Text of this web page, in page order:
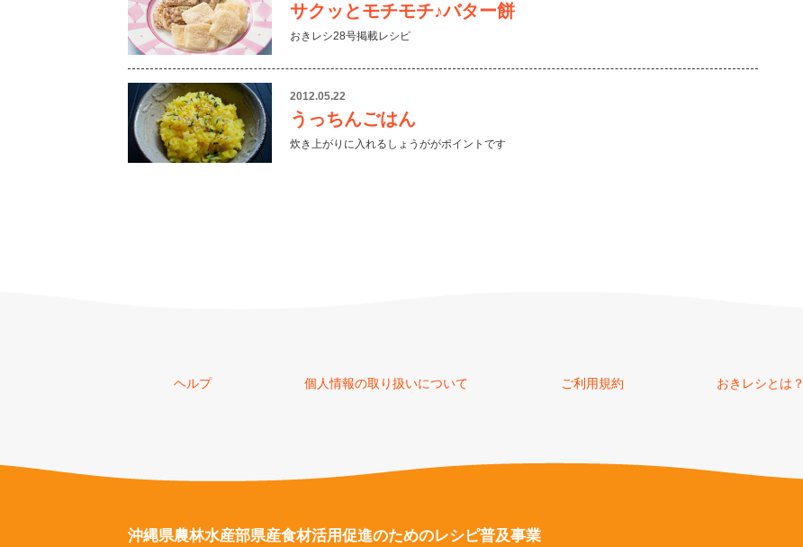
サクッとモチモチ♪バター餅
おきレシ28号掲載レシピ
2012.05.22
うっちんごはん
炊き上がりに入れるしょうががポイントです
ヘルプ 個人情報の取り扱いについて ご利用規約 おきレシとは？
沖縄県農林水産部県産食材活用促進のためのレシピ普及事業